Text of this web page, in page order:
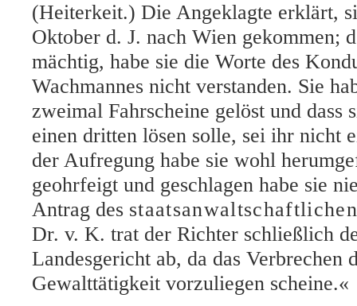
(Heiterkeit.) Die Angeklagte erklärt,
Oktober d. J. nach Wien gekommen;
mächtig, habe sie die Worte des
Wachmannes nicht verstanden. Sie
zweimal Fahrscheine gelöst und dass
einen dritten lösen solle, sei ihr nicht
der Aufregung habe sie wohl
geohrfeigt und geschlagen habe sie
Antrag des
Dr. v. K. trat der Richter schließlich
Landesgericht ab, da das Verbrechen
Gewalttätigkeit vorzuliegen scheine.«